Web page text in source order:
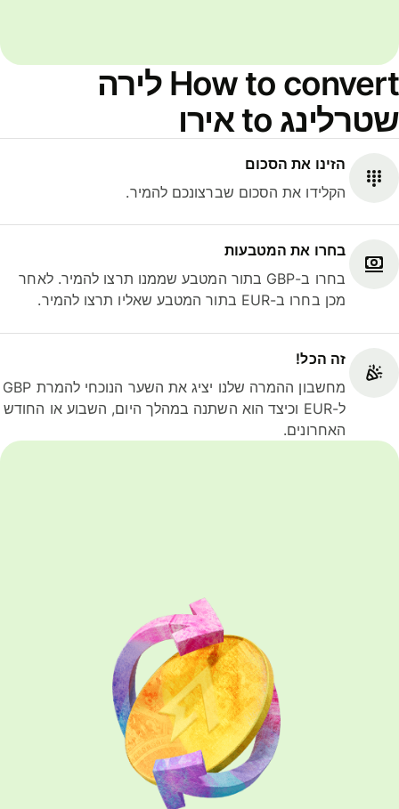
How to convert לירה
שטרלינג to אירו
הזינו את הסכום
הקלידו את הסכום שברצונכם להמיר.
בחרו את המטבעות
בחרו ב-GBP בתור המטבע שממנו תרצו להמיר. לאחר
מכן בחרו ב-EUR בתור המטבע שאליו תרצו להמיר.
זה הכל!
מחשבון ההמרה שלנו יציג את השער הנוכחי להמרת GBP
ל-EUR וכיצד הוא השתנה במהלך היום, השבוע או החודש
האחרונים.